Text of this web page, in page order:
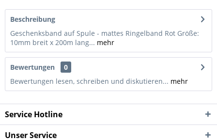
Beschreibung
Geschenksband auf Spule - mattes Ringelband Rot Größe:
10mm breit x 200m lang... mehr
Bewertungen
0
Bewertungen lesen, schreiben und diskutieren... mehr
Service Hotline
Unser Service